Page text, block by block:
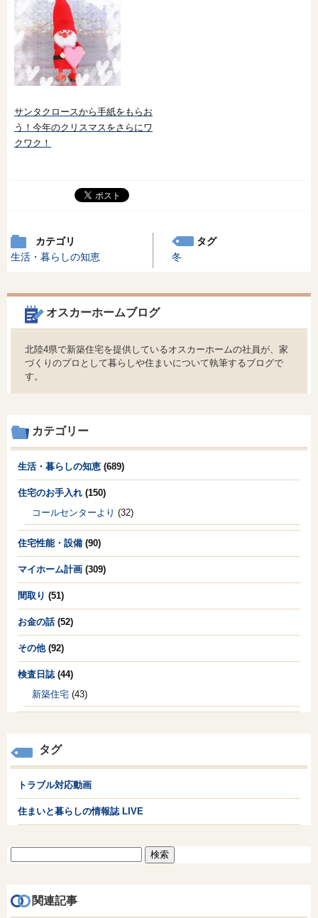
サンタクロースから手紙をもらお
う！今年のクリスマスをさらにワ
クワク！
カテゴリ
生活・暮らしの知恵
タグ
冬
オスカーホームブログ
北陸4県で新築住宅を提供しているオスカーホームの社員が、家
づくりのプロとして暮らしや住まいについて執筆するブログで
す。
カテゴリー
生活・暮らしの知恵 (689)
住宅のお手入れ (150)
コールセンターより (32)
住宅性能・設備 (90)
マイホーム計画 (309)
間取り (51)
お金の話(52)
その他(92)
検査日誌 (44)
新築住宅 (43)
タグ
トラブル対応動画
住まいと暮らしの情報誌 LIVE
索:
関連記事